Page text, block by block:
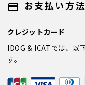
payment お支払い方
クレジットカード
IDOG & ICATでは、以
す。